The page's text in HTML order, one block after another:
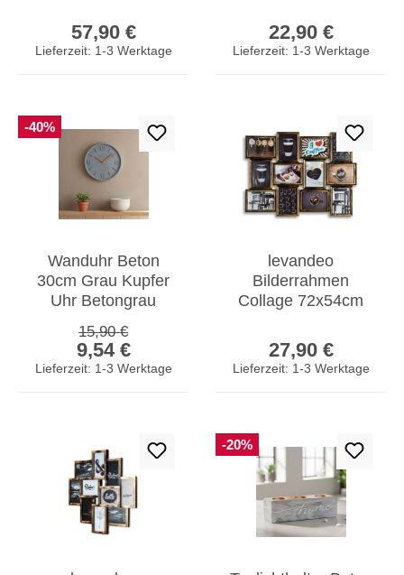
Deko
57,90 €
Lieferzeit: 1-3 Werktage
Kerzen Deko
22,90 €
Lieferzeit: 1-3 Werktage
-40%
Wanduhr Beton
30cm Grau Kupfer
Uhr Betongrau
Design
Wohnzimmeruhr
Verkaufspreis:
9,54 €
Regulärer Preis:
15,90 €
Lieferzeit: 1-3 Werktage
levandeo
Bilderrahmen
Collage 72x54cm
Glas 12 Fotos
13x18cm
27,90 €
Lieferzeit: 1-3 Werktage
-20%